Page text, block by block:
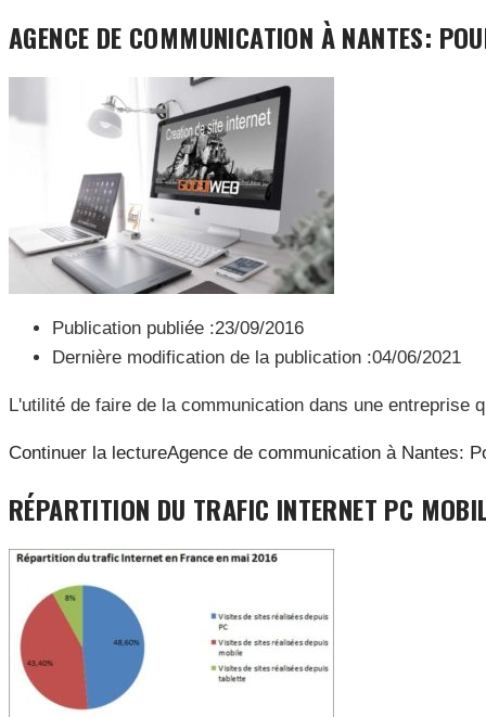
AGENCE DE COMMUNICATION À NANTES:
Publication publiée :23/09/2016
Dernière modification de la publication :04/06/2021
L'utilité de faire de la communication dans une
Continuer la lectureAgence de communication à Nantes:
RÉPARTITION DU TRAFIC INTERNET PC